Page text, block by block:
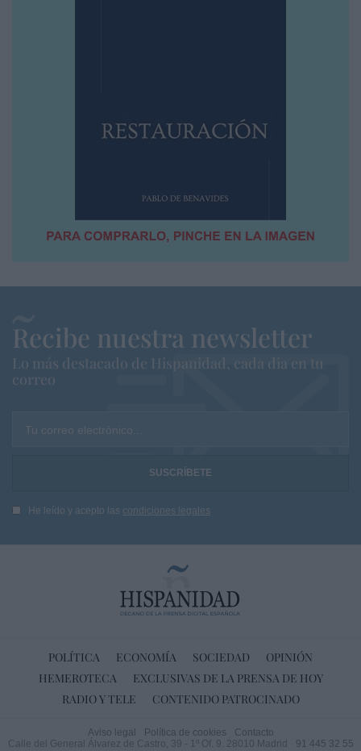
Recibe nuestra newsletter
Lo más destacado de Hispanidad, cada dia en tu
correo
Tu correo electrónico...
He leído y acepto las condiciones legales
POLÍTICA ECONOMÍA SOCIEDAD
OPINIÓN
HEMEROTECA
EXCLUSIVAS DE LA PRENSA DE HOY
RADIO Y TELE
CONTENIDO PATROCINADO
Aviso legal Política de cookies
Contacto
Calle del General Álvarez de Castro, 39 - 1º Of. 9. 28010 Madrid
91 445 32 55